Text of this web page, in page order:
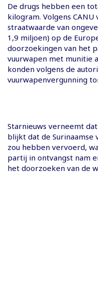
De drugs hebben een
kilogram. Volgens
straatwaarde van
1,9 miljoen) op de
doorzoekingen van het
vuurwapen met munitie
konden volgens de
vuurwapenvergunning
Starnieuws verneemt
blijkt dat de Surinaamse
zou hebben vervoerd,
partij in ontvangst nam
het doorzoeken van de